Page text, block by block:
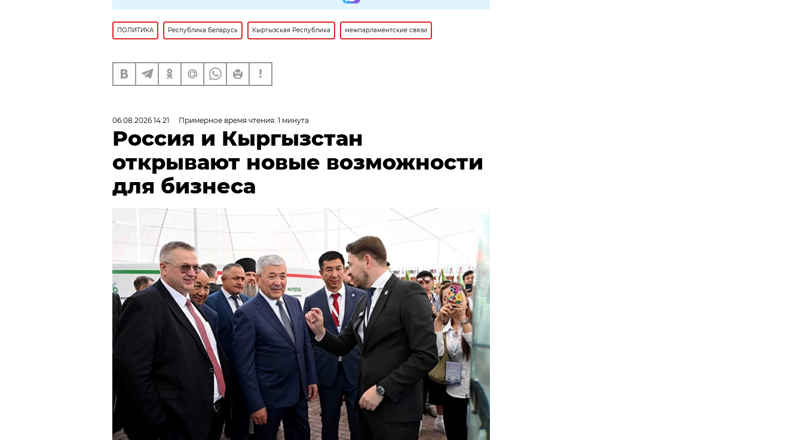
ПОЛИТИКА Республика Беларусь Кыргызская Республика межпарламентские связи
06.08.2026 14:21 Примерное время чтения: 1 минута
Россия и Кыргызстан
открывают новые возможности
для бизнеса